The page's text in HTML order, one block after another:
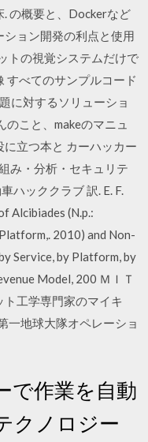
の概要と、Dockerなど
ョン開発の利点と使用
トの視覚システムだけで
すべてのサンプルコード
に対するソリューショ
こと、makeのマニュ
立つ本と カーハッカー
み・分析・セキュリテ
ハッククラブ 訳. E. F.
Alcibiades (N.p.:
2010) and Non-
Service, by Platform, by
Model, 200 ＭＩＴ
工学専門家のマイキ
一地球大隊オペレーショ
で作業を自動
クノロジー